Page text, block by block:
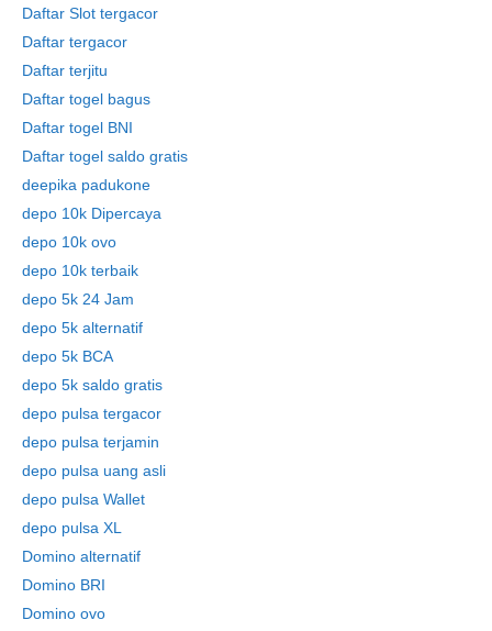
Daftar Slot tergacor
Daftar tergacor
Daftar terjitu
Daftar togel bagus
Daftar togel BNI
Daftar togel saldo gratis
deepika padukone
depo 10k Dipercaya
depo 10k ovo
depo 10k terbaik
depo 5k 24 Jam
depo 5k alternatif
depo 5k BCA
depo 5k saldo gratis
depo pulsa tergacor
depo pulsa terjamin
depo pulsa uang asli
depo pulsa Wallet
depo pulsa XL
Domino alternatif
Domino BRI
Domino ovo